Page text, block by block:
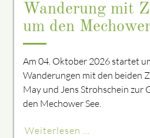
Wanderung mit
um den
Am 04. Oktober 2026 startet
Wanderungen mit den beiden
May und Jens Strohschein zur
den Mechower See.
Weiterlesen …